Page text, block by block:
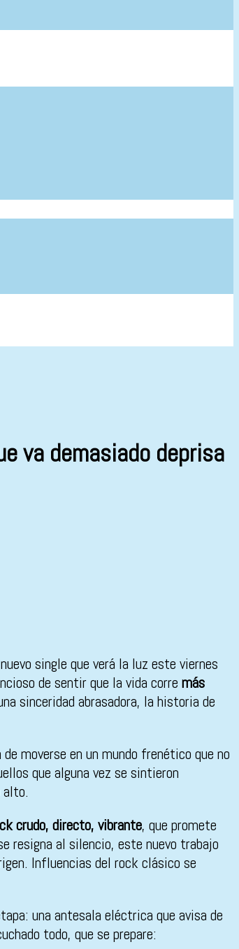
va demasiado deprisa
single que verá la luz este viernes
de sentir que la vida corre más
sinceridad abrasadora, la historia de
moverse en un mundo frenético que no
que alguna vez se sintieron
alto.
crudo, directo, vibrante, que promete
resigna al silencio, este nuevo trabajo
Influencias del rock clásico se
una antesala eléctrica que avisa de
todo, que se prepare: